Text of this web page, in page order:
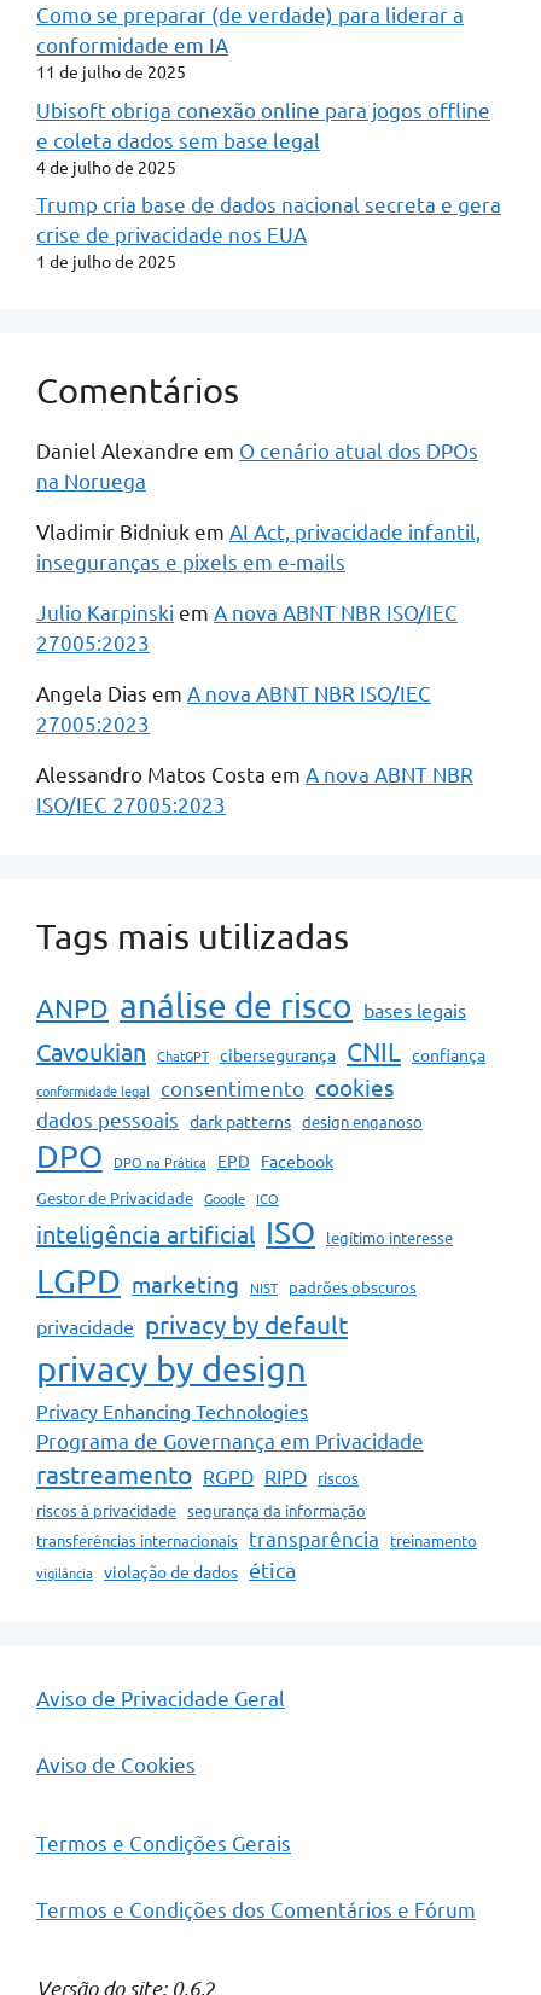
Como se preparar (de verdade) para liderar a
conformidade em IA
11 de julho de 2025
Ubisoft obriga conexão online para jogos offline
e coleta dados sem base legal
4 de julho de 2025
Trump cria base de dados nacional secreta e gera
crise de privacidade nos EUA
1 de julho de 2025
Comentários
Daniel Alexandre em O cenário atual dos DPOs
na Noruega
Vladimir Bidniuk em AI Act, privacidade infantil,
inseguranças e pixels em e-mails
Julio Karpinski em A nova ABNT NBR ISO/IEC
27005:2023
Angela Dias em A nova ABNT NBR ISO/IEC
27005:2023
Alessandro Matos Costa em A nova ABNT NBR
ISO/IEC 27005:2023
Tags mais utilizadas
ANPD análise de risco bases legais
Cavoukian ChatGPT cibersegurança CNIL confiança
conformidade legal consentimento cookies
dados pessoais dark patterns design enganoso
DPO DPO na Prática EPD Facebook
Gestor de Privacidade Google ICO
inteligência artificial ISO legítimo interesse
LGPD marketing NIST padrões obscuros
privacidade privacy by default
privacy by design
Privacy Enhancing Technologies
Programa de Governança em Privacidade
rastreamento RGPD RIPD riscos
riscos à privacidade segurança da informação
transferências internacionais transparência treinamento
vigilância violação de dados ética
Aviso de Privacidade Geral
Aviso de Cookies
Termos e Condições Gerais
Termos e Condições dos Comentários e Fórum
Versão do site: 0.6.2